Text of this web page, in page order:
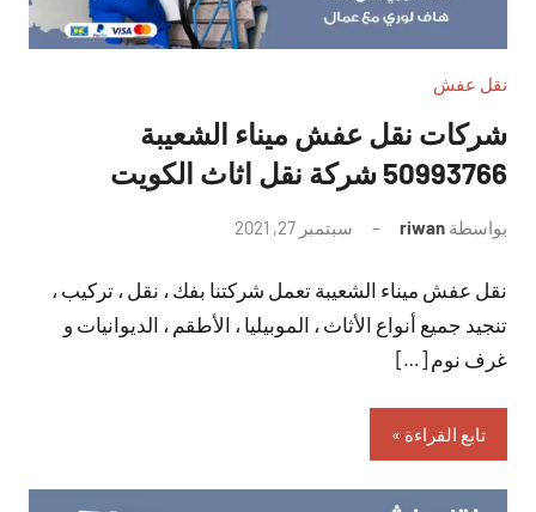
نقل عفش
شركات نقل عفش ميناء الشعيبة
50993766 شركة نقل اثاث الكويت
بواسطة riwan سبتمبر 27, 2021
تعليقات
نقل عفش ميناء الشعيبة تعمل شركتنا بفك ، نقل ، تركيب ،
تنجيد جميع أنواع الأثاث ، الموبيليا ، الأطقم ، الديوانيات و
غرف نوم […]
تابع القراءة